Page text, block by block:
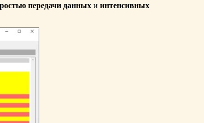
передачи данных и интенсивных